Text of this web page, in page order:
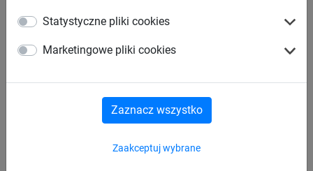
Statystyczne pliki cookies
Marketingowe pliki cookies
Zaakceptuj wybrane
Zaznacz wszystko
Siatka ochronna „Mahulan
Steel” (oczko 60 mm,
szer. 3 m)